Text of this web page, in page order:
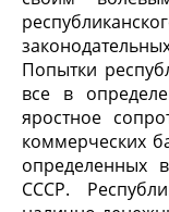
Попытки
все в
яростное
коммерческих
определенных
СССР.